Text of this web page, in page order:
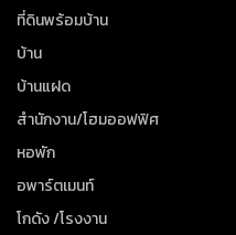
ที่ดินพร้อมบ้าน
บ้าน
บ้านแฝด
สำนักงาน/โฮมออฟฟิศ
หอพัก
อพาร์ตเมนท์
โกดัง /โรงงาน